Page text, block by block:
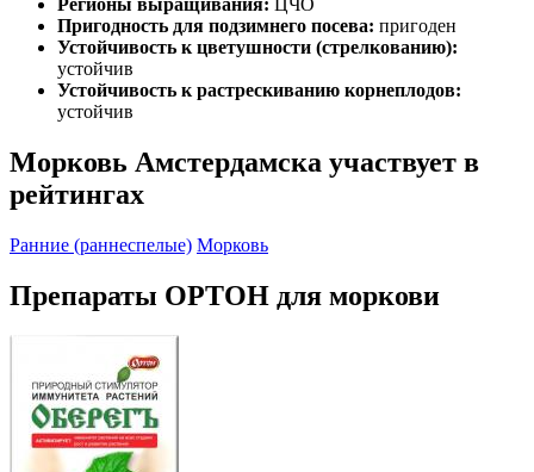
Пригодность для подзимнего посева: пригоден
Устойчивость к цветушности (стрелкованию):
устойчив
Устойчивость к растрескиванию корнеплодов:
устойчив
Морковь Амстердамска участвует в
рейтингах
Ранние (раннеспелые) Морковь
Препараты ОРТОН для моркови